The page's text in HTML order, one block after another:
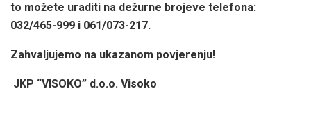
to možete uraditi na dežurne brojeve telefona:
032/465-999 i 061/073-217.
Zahvaljujemo na ukazanom povjerenju!
JKP “VISOKO” d.o.o. Visoko